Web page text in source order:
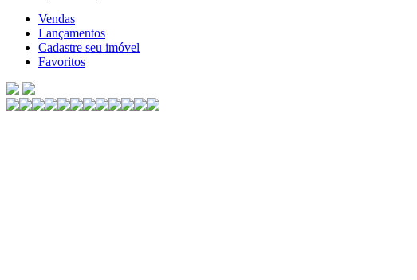
Vendas
Lançamentos
Cadastre seu imóvel
Favoritos